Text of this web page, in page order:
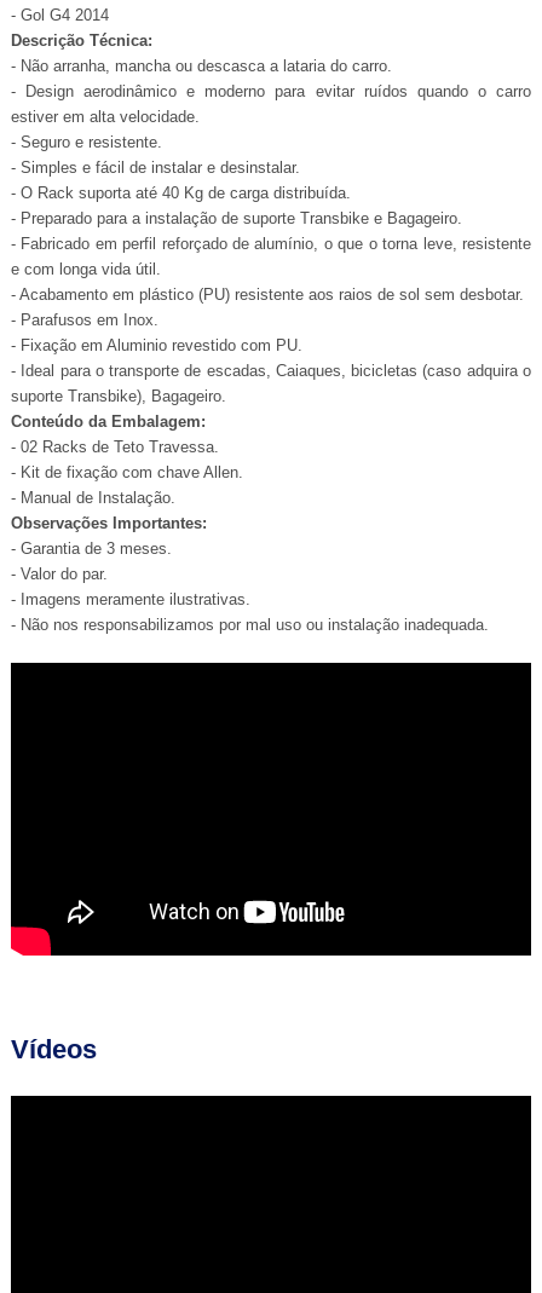
- Gol G4 2014
Descrição Técnica:
- Não arranha, mancha ou descasca a lataria do carro.
- Design aerodinâmico e moderno para evitar ruídos quando o carro
estiver em alta velocidade.
- Seguro e resistente.
- Simples e fácil de instalar e desinstalar.
- O Rack suporta até 40 Kg de carga distribuída.
- Preparado para a instalação de suporte Transbike e Bagageiro.
- Fabricado em perfil reforçado de alumínio, o que o torna leve, resistente
e com longa vida útil.
- Acabamento em plástico (PU) resistente aos raios de sol sem desbotar.
- Parafusos em Inox.
- Fixação em Aluminio revestido com PU.
- Ideal para o transporte de escadas, Caiaques, bicicletas (caso adquira o
suporte Transbike), Bagageiro.
Conteúdo da Embalagem:
- 02 Racks de Teto Travessa.
- Kit de fixação com chave Allen.
- Manual de Instalação.
Observações Importantes:
- Garantia de 3 meses.
- Valor do par.
- Imagens meramente ilustrativas.
- Não nos responsabilizamos por mal uso ou instalação inadequada.
Vídeos